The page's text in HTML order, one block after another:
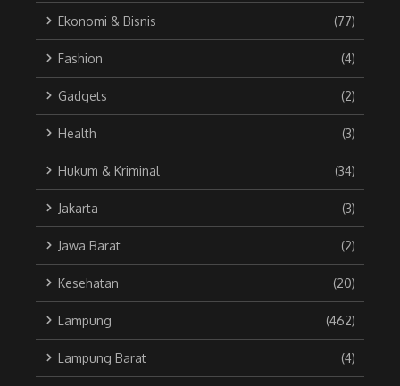
Ekonomi & Bisnis (77)
Fashion (4)
Gadgets (2)
Health (3)
Hukum & Kriminal (34)
Jakarta (3)
Jawa Barat (2)
Kesehatan (20)
Lampung (462)
Lampung Barat (4)